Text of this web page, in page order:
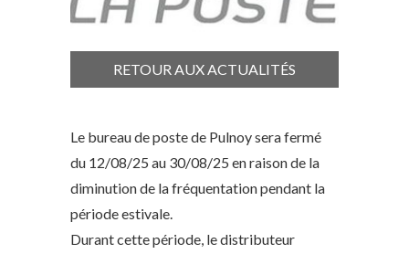
RETOUR AUX ACTUALITÉS
Le bureau de poste de Pulnoy sera fermé
du 12/08/25 au 30/08/25 en raison de la
diminution de la fréquentation pendant la
période estivale.
Durant cette période, le distributeur